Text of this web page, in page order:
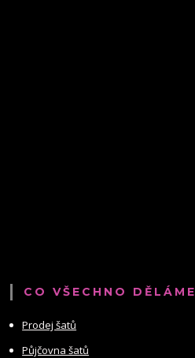
CO VŠECHNO DĚLÁME
Prodej šatů
Půjčovna šatů